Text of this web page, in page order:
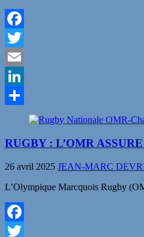
Facebook
Twitter
Email
LinkedIn
Partager
RUGBY : L’OMR
26 avril 2025 JEAN-MARC
L’Olympique Marcquois Rugby
Facebook